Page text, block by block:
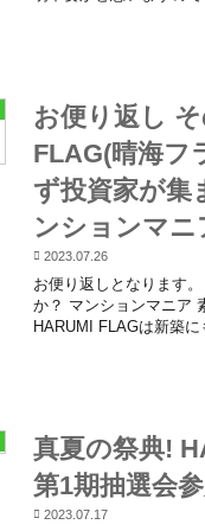
お便り返し
FLAG(晴海フ
ず投資家が集
ンションマニ
2023.07.26
お便り返しとなります
か？ マンションマニア
HARUMI FLAGは新築に
真夏の祭典!
第1期抽選会
2023.07.17